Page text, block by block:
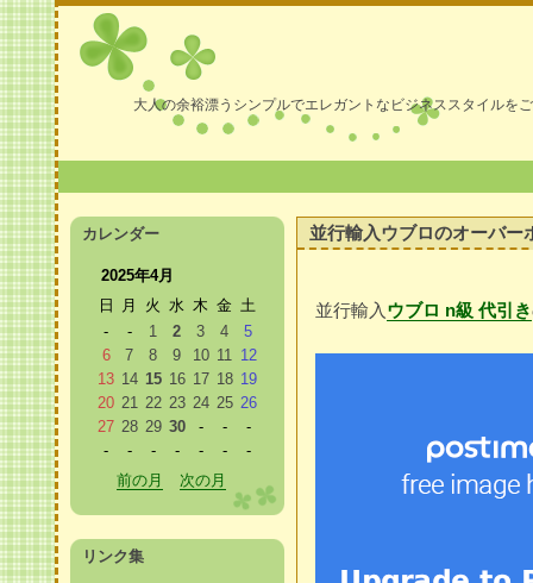
大人の余裕漂うシンプルでエレガントなビジネススタイルを
並行輸入ウブロのオーバー
並行輸入 ウブロ n級 代引き
カレンダー
2025年4月
日
月 火 水 木 金 土
-
- 1 2 3 4
5
6
7 8 9 10 11 12
13 14 15 16 17 18 19
20 21 22 23 24 25 26
27 28 29 30 - -
-
-
- - - - -
-
前の月
次の月
リンク集